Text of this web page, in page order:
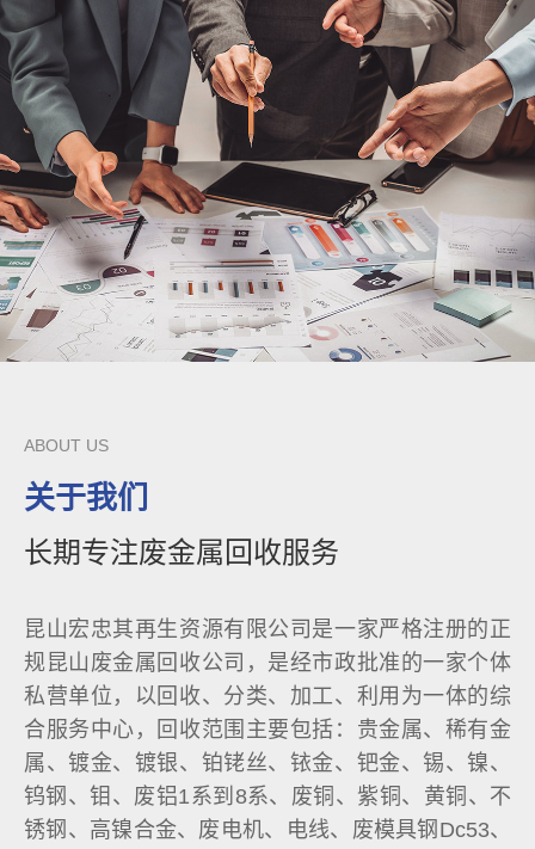
ABOUT US
关于我们
长期专注废金属回收服务
昆山宏忠其再生资源有限公司是一家严格注册的正
规昆山废金属回收公司，是经市政批准的一家个体
私营单位，以回收、分类、加工、利用为一体的综
合服务中心，回收范围主要包括：贵金属、稀有金
属、镀金、镀银、铂铑丝、铱金、钯金、锡、镍、
钨钢、钼、废铝1系到8系、废铜、紫铜、黄铜、不
锈钢、高镍合金、废电机、电线、废模具钢Dc53、